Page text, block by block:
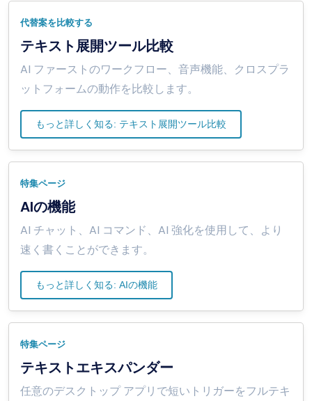
代替案を比較する
テキスト展開ツール比較
AI ファーストのワークフロー、音声機能、クロスプラ
ットフォームの動作を比較します。
もっと詳しく知る: テキスト展開ツール比較
特集ページ
AIの機能
AI チャット、AI コマンド、AI 強化を使用して、より
速く書くことができます。
もっと詳しく知る: AIの機能
特集ページ
テキストエキスパンダー
任意のデスクトップ アプリで短いトリガーをフルテキ